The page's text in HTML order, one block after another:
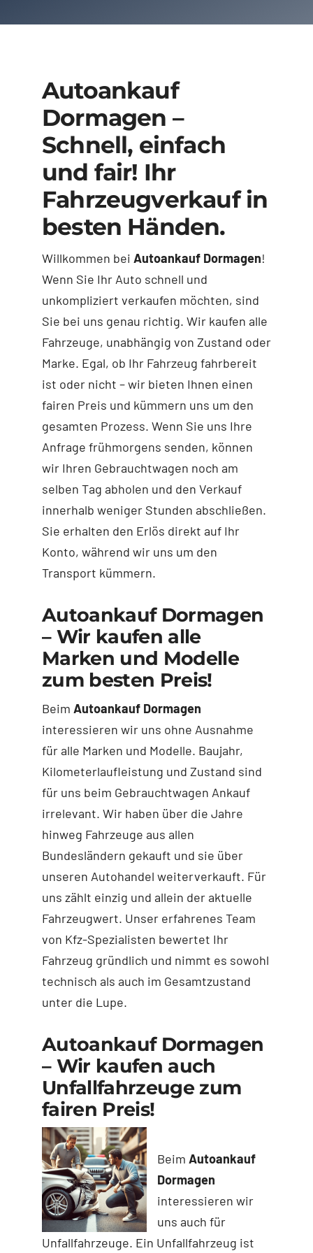
Autoankauf
Dormagen –
Schnell, einfach
und fair! Ihr
Fahrzeugverkauf in
besten Händen.
Willkommen bei Autoankauf Dormagen!
Wenn Sie Ihr Auto schnell und
unkompliziert verkaufen möchten, sind
Sie bei uns genau richtig. Wir kaufen alle
Fahrzeuge, unabhängig von Zustand oder
Marke. Egal, ob Ihr Fahrzeug fahrbereit
ist oder nicht – wir bieten Ihnen einen
fairen Preis und kümmern uns um den
gesamten Prozess. Wenn Sie uns Ihre
Anfrage frühmorgens senden, können
wir Ihren Gebrauchtwagen noch am
selben Tag abholen und den Verkauf
innerhalb weniger Stunden abschließen.
Sie erhalten den Erlös direkt auf Ihr
Konto, während wir uns um den
Transport kümmern.
Autoankauf Dormagen
– Wir kaufen alle
Marken und Modelle
zum besten Preis!
Beim Autoankauf Dormagen
interessieren wir uns ohne Ausnahme
für alle Marken und Modelle. Baujahr,
Kilometerlaufleistung und Zustand sind
für uns beim Gebrauchtwagen Ankauf
irrelevant. Wir haben über die Jahre
hinweg Fahrzeuge aus allen
Bundesländern gekauft und sie über
unseren Autohandel weiterverkauft. Für
uns zählt einzig und allein der aktuelle
Fahrzeugwert. Unser erfahrenes Team
von Kfz-Spezialisten bewertet Ihr
Fahrzeug gründlich und nimmt es sowohl
technisch als auch im Gesamtzustand
unter die Lupe.
Autoankauf Dormagen
– Wir kaufen auch
Unfallfahrzeuge zum
fairen Preis!
Beim Autoankauf
Dormagen
interessieren wir
uns auch für
Unfallfahrzeuge. Ein Unfallfahrzeug ist